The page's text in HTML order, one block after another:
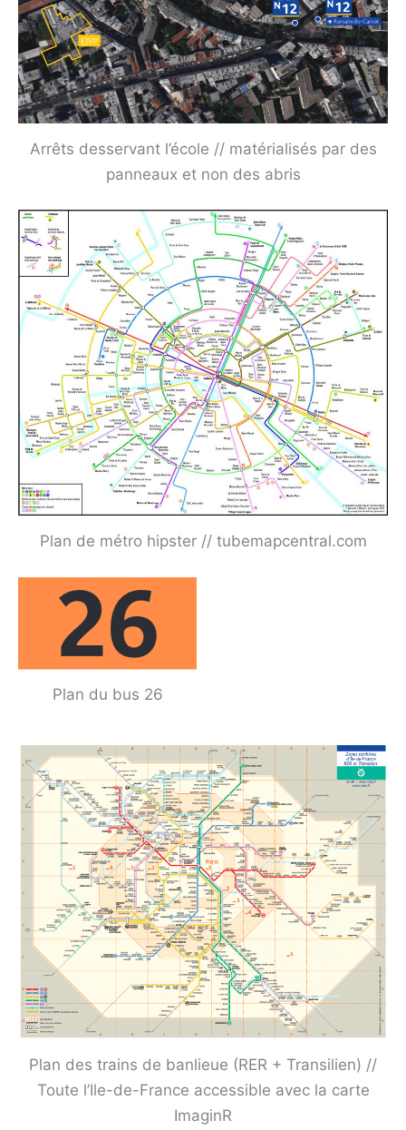
Arrêts desservant l’école // matérialisés par des
panneaux et non des abris
Plan de métro hipster // tubemapcentral.com
Plan du bus 26
Plan des trains de banlieue (RER + Transilien) //
Toute l’Ile-de-France accessible avec la carte
ImaginR